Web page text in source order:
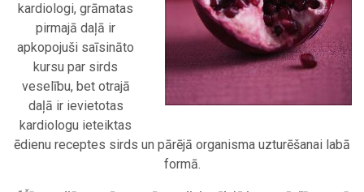
kardiologi, grāmatas
pirmajā daļā ir
apkopojuši saīsināto
kursu par sirds
veselību, bet otrajā
daļā ir ievietotas
kardiologu ieteiktas
ēdienu receptes sirds un pārējā organisma uzturēšanai labā
formā.